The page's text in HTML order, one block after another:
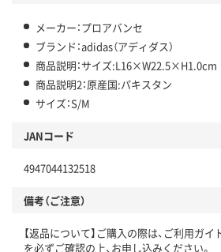
メーカー：プロアバンセ
ブランド：adidas（アディダス）
商品説明：サイズ:L16×W22.5×H1.0cm
商品説明2：原産国:パキスタン
サイズ：S/M
JANコード
4947044132518
備考（ご注意）
【返品について】ご購入の際は、ご利用ガイ
を必ずご確認の上、お申し込みください。